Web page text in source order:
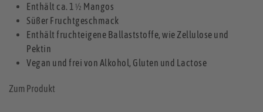
Enthält ca. 1 ½ Mangos
Süßer Fruchtgeschmack
Enthält fruchteigene Ballaststoffe, wie Zellulose und
Pektin
Vegan und frei von Alkohol, Gluten und Lactose
Zum Produkt